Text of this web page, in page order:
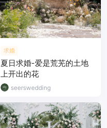
求婚
夏日求婚-爱是荒芜的土地
上开出的花
seerswedding